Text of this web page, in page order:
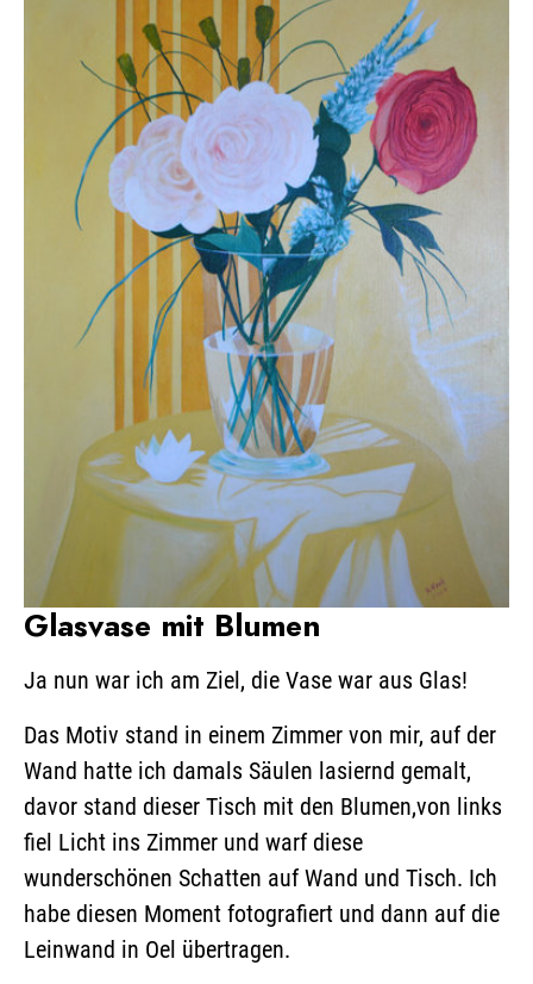
Glasvase mit Blumen
Ja nun war ich am Ziel, die Vase war aus Glas!
Das Motiv stand in einem Zimmer von mir, auf der
Wand hatte ich damals Säulen lasiernd gemalt,
davor stand dieser Tisch mit den Blumen,von links
fiel Licht ins Zimmer und warf diese
wunderschönen Schatten auf Wand und Tisch. Ich
habe diesen Moment fotografiert und dann auf die
Leinwand in Oel übertragen.